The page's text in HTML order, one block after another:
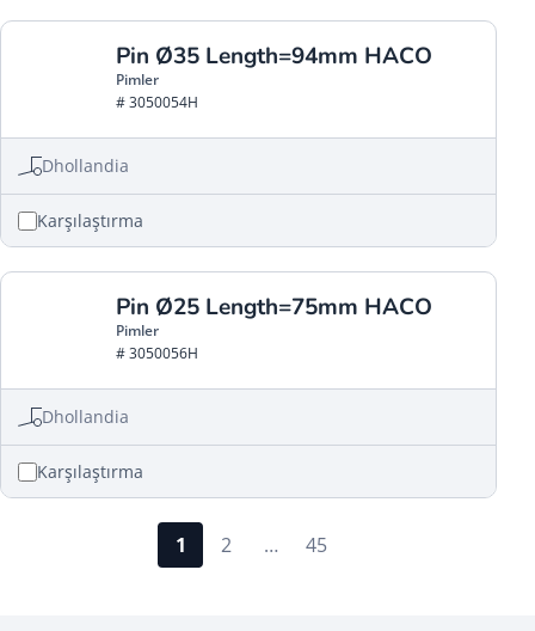
Pin Ø35 Length=94mm HACO
Pimler
# 3050054H
Dhollandia
Karşılaştırma
Pin Ø25 Length=75mm HACO
Pimler
# 3050056H
Dhollandia
Karşılaştırma
1 2 … 45